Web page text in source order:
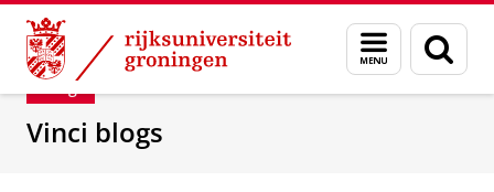
Skip
Content
Skip
Navigation
Menu
en
zoeken
Department of Innovation Management &
Blog
Vinci blogs